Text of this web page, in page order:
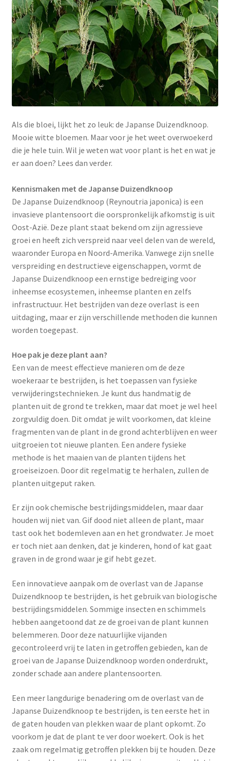
Als die bloei, lijkt het zo leuk: de Japanse Duizendknoop.
Mooie witte bloemen. Maar voor je het weet overwoekerd
die je hele tuin. Wil je weten wat voor plant is het en wat je
er aan doen? Lees dan verder.
Kennismaken met de Japanse Duizendknoop
De Japanse Duizendknoop (Reynoutria japonica) is een
invasieve plantensoort die oorspronkelijk afkomstig is uit
Oost-Azië. Deze plant staat bekend om zijn agressieve
groei en heeft zich verspreid naar veel delen van de wereld,
waaronder Europa en Noord-Amerika. Vanwege zijn snelle
verspreiding en destructieve eigenschappen, vormt de
Japanse Duizendknoop een ernstige bedreiging voor
inheemse ecosystemen, inheemse planten en zelfs
infrastructuur. Het bestrijden van deze overlast is een
uitdaging, maar er zijn verschillende methoden die kunnen
worden toegepast.
Hoe pak je deze plant aan?
Een van de meest effectieve manieren om de deze
woekeraar te bestrijden, is het toepassen van fysieke
verwijderingstechnieken. Je kunt dus handmatig de
planten uit de grond te trekken, maar dat moet je wel heel
zorgvuldig doen. Dit omdat je wilt voorkomen, dat kleine
fragmenten van de plant in de grond achterblijven en weer
uitgroeien tot nieuwe planten. Een andere fysieke
methode is het maaien van de planten tijdens het
groeiseizoen. Door dit regelmatig te herhalen, zullen de
planten uitgeput raken.
Er zijn ook chemische bestrijdingsmiddelen, maar daar
houden wij niet van. Gif dood niet alleen de plant, maar
tast ook het bodemleven aan en het grondwater. Je moet
er toch niet aan denken, dat je kinderen, hond of kat gaat
graven in de grond waar je gif hebt gezet.
Een innovatieve aanpak om de overlast van de Japanse
Duizendknoop te bestrijden, is het gebruik van biologische
bestrijdingsmiddelen. Sommige insecten en schimmels
hebben aangetoond dat ze de groei van de plant kunnen
belemmeren. Door deze natuurlijke vijanden
gecontroleerd vrij te laten in getroffen gebieden, kan de
groei van de Japanse Duizendknoop worden onderdrukt,
zonder schade aan andere plantensoorten.
Een meer langdurige benadering om de overlast van de
Japanse Duizendknoop te bestrijden, is ten eerste het in
de gaten houden van plekken waar de plant opkomt. Zo
voorkom je dat de plant te ver door woekert. Ook is het
zaak om regelmatig getroffen plekken bij te houden. Deze